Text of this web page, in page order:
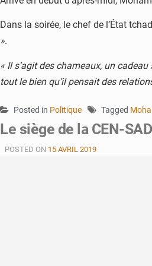
Dans la soirée, le chef de l’État
».
« Il s’agit des chameaux, un
tout le bien qu’il pensait des
Posted in Politique Tagged
Le siège de la CEN-
POSTED ON 15 AVRIL 2019